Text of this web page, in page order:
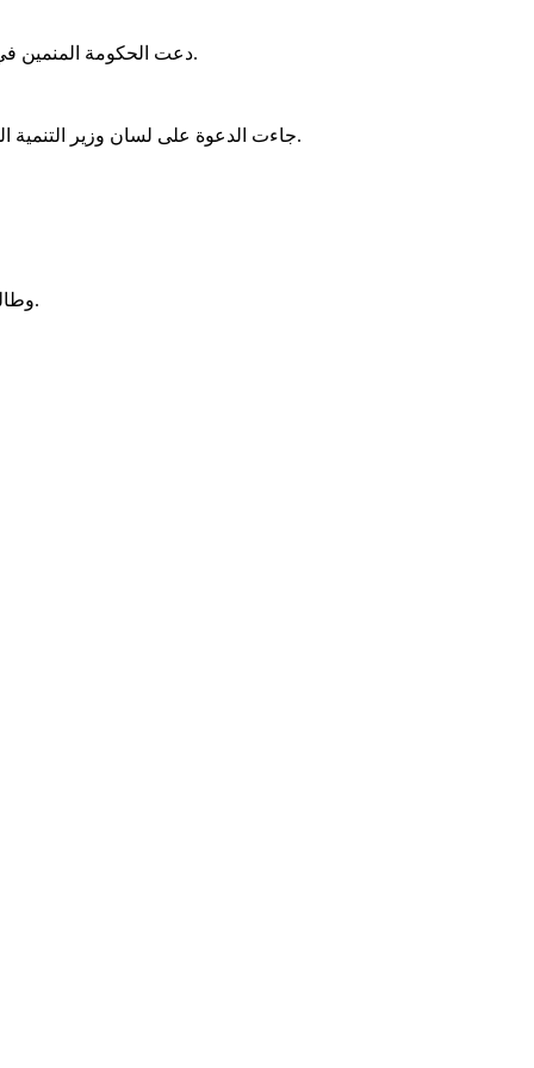
دعت الحكومة المنمين في مدينة فصاله إلى تفهم أوضاع اللاجئين والابتعاد عن خطاب الكراهية، مؤكدة في الوقت ذاته على أهمية الوقاية الجادة من الحرائق الموسمية.
جاءت الدعوة على لسان وزير التنمية الحيوانية سيد أحمد ولد محمد، خلال لقاء مع المنمين، في مركز فصاله الإداري، مساء الجمعة، في إطار الحملة الوطنية للتحسيس ضد الحرائق.
وطالب المنمون بتعزيز الخدمات البيطرية وشق خطوط وقاية على الحدود، وأخذ الضغط الناتج عن توافد السكان والحيوانات من مالي في الاعتبار.